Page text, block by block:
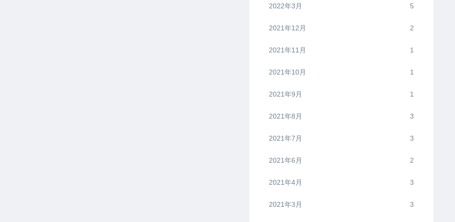
2022年3月 5
2021年12月 2
2021年11月 1
2021年10月 1
2021年9月 1
2021年8月 3
2021年7月 3
2021年6月 2
2021年4月 3
2021年3月 3